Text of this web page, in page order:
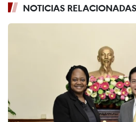
NOTICIAS RELACIONADAS